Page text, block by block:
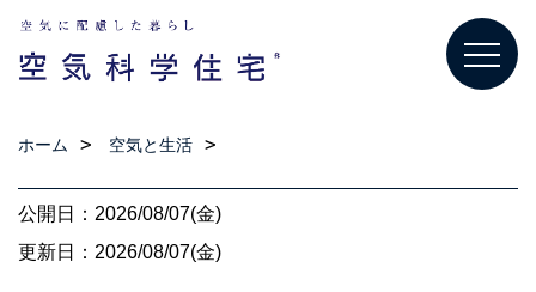
ホーム 空気と生活
公開日：2026/08/07(金)
更新日：2026/08/07(金)